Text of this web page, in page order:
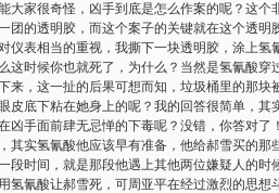
家很奇怪，凶手到底是怎么作案的呢？这个
团的透明胶，而这个案子的关键就在这个透
仪表相当的重视，我撕下一块透明胶，涂上
这时候你也就死了，为什么？当然是氢氰酸
来，这一扯的后果可想而知，垃圾桶里的那
皮底下粘在她身上的呢？我的回答很简单，
凶手面前肆无忌惮的下毒呢？没错，你答对
其实氢氰酸他应该早有准备，他给郝雪买的
段时间，就是那段他遇上其他两位嫌疑人的
氢氰酸让郝雪死，可周亚平在经过激烈的思